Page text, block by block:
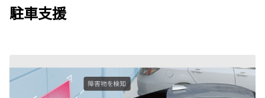
駐車支援